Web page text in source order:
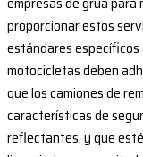
proporcionar estos
estándares específicos
motocicletas deben
que los camiones de
características de
reflectantes, y que